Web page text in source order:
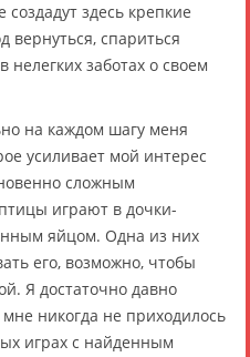
здесь крепкие
вернуться, спариться
заботах о своем
на каждом шагу меня
усиливает мой интерес
сложным
играют в дочки-
яйцом. Одна из них
его, возможно, чтобы
Я достаточно давно
никогда не приходилось
играх с найденным